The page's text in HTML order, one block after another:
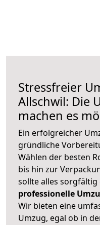
Stressfreier
Allschwil: Die
machen es
Ein erfolgreicher
gründliche
Wählen der besten
bis hin zur
sollte alles
professionelle
Wir bieten eine
Umzug, egal ob in